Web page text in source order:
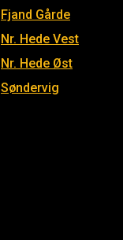
Fjand Gårde
Nr. Hede Vest
Nr. Hede Øst
Søndervig